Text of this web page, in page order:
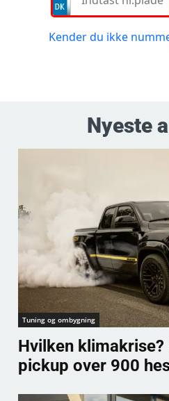
Nyeste
Tuning og ombygning
Hvilken klimakrise?
pickup over 900